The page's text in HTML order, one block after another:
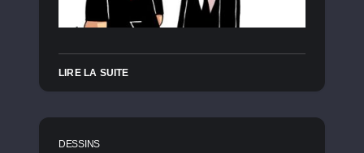
LIRE LA SUITE
DESSINS